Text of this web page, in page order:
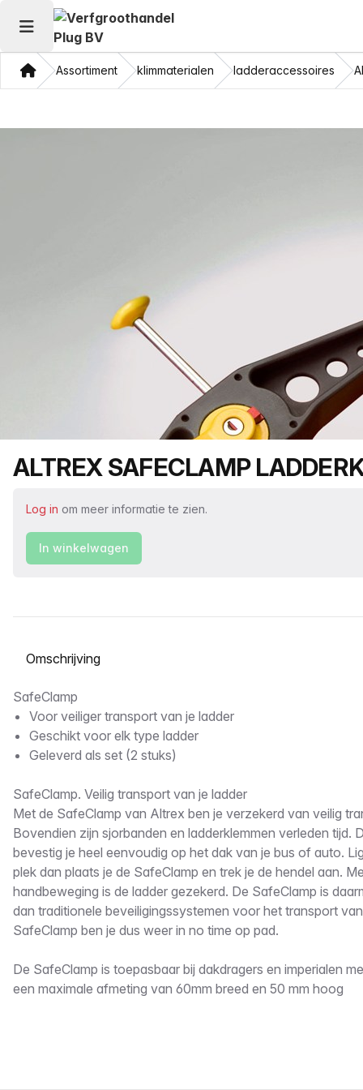
Hoofdmenu openen
ThuisAssortiment klimmaterialen ladderaccessoires
Productnaam
ALTREX SAFECLAMP
Log in om meer informatie te zien.
In winkelwagen
Selecteer een tabblad
Omschrijving
SafeClamp
Voor veiliger transport van je ladder
Geschikt voor elk type ladder
Geleverd als set (2 stuks)
SafeClamp. Veilig transport van je ladder
Met de SafeClamp van Altrex ben je verzekerd van veilig
Bovendien zijn sjorbanden en ladderklemmen verleden tijd.
bevestig je heel eenvoudig op het dak van je bus of auto.
plek dan plaats je de SafeClamp en trek je de hendel aan.
handbeweging is de ladder gezekerd. De SafeClamp is
dan traditionele beveiligingssystemen voor het transport
SafeClamp ben je dus weer in no time op pad.
De SafeClamp is toepasbaar bij dakdragers en imperialen
een maximale afmeting van 60mm breed en 50 mm hoog